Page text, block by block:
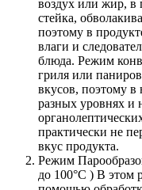
воздух или жир, в
стейка,
поэтому в
влаги и
блюда. Режим
гриля или
вкусов, поэтому
разных уровнях и
практически не
вкус продукта.
Режим
до 100°С ) В этом